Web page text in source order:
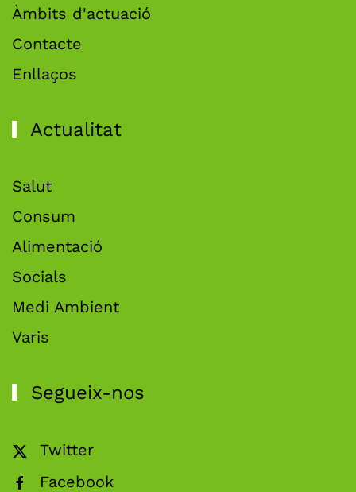
Àmbits d'actuació
Contacte
Enllaços
Actualitat
Salut
Consum
Alimentació
Socials
Medi Ambient
Varis
Segueix-nos
Twitter
Facebook